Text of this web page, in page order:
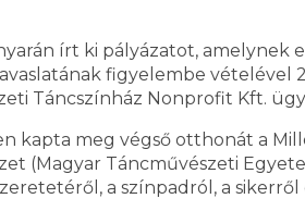
írt ki pályázatot, amelynek
figyelembe vételével
Táncszínház Nonprofit Kft.
kapta meg végső otthonát a
(Magyar Táncművészeti
a színpadról, a sikerről